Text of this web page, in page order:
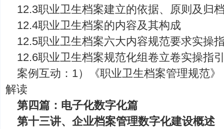
12.3职业卫生档案建立的依据、原则及归
12.4职业卫生档案的内容及其构成
12.5职业卫生档案六大内容规范要求实操
12.6职业卫生档案规范化组卷立卷实操指
案例互动：1）《职业卫生档案管理规范
解读
第四篇：电子化数字化篇
第十三讲、企业档案管理数字化建设概述